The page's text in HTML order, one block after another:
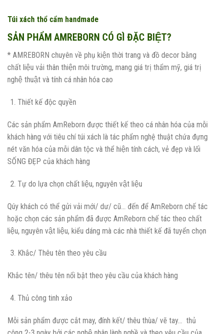
Túi xách thổ cẩm handmade
SẢN PHẨM AMREBORN CÓ GÌ ĐẶC BIỆT?
* AMREBORN chuyên về phụ kiện thời trang và đồ decor bằng
chất liệu vải thân thiện môi trường, mang giá trị thẩm mỹ, giá trị
nghệ thuật và tính cá nhân hóa cao
Thiết kế độc quyền
Các sản phẩm AmReborn được thiết kế theo cá nhân hóa của mỗi
khách hàng với tiêu chí túi xách là tác phẩm nghệ thuật chứa đựng
nét văn hóa của mỗi dân tộc và thể hiện tính cách, vẻ đẹp và lối
SỐNG ĐẸP của khách hàng
Tự do lựa chọn chất liệu, nguyên vật liệu
Qúy khách có thể gửi vải mới/ dư/ cũ… đến để AmReborn chế tác
hoặc chọn các sản phẩm đã được AmReborn chế tác theo chất
liệu, nguyên vật liệu, kiểu dáng mà các nhà thiết kế đã tuyển chọn
Khắc/ Thêu tên theo yêu cầu
Khắc tên/ thêu tên nổi bật theo yêu cầu của khách hàng
Thủ công tinh xảo
Mỗi sản phẩm được cắt may, đính kết/ thêu thùa/ vẽ tay… thủ